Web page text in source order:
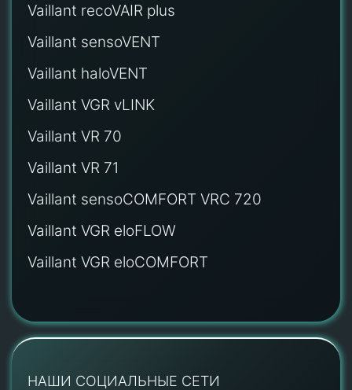
Vaillant recoVAIR plus
Vaillant sensoVENT
Vaillant haloVENT
Vaillant VGR vLINK
Vaillant VR 70
Vaillant VR 71
Vaillant sensoCOMFORT VRC 720
Vaillant VGR eloFLOW
Vaillant VGR eloCOMFORT
НАШИ СОЦИАЛЬНЫЕ СЕТИ